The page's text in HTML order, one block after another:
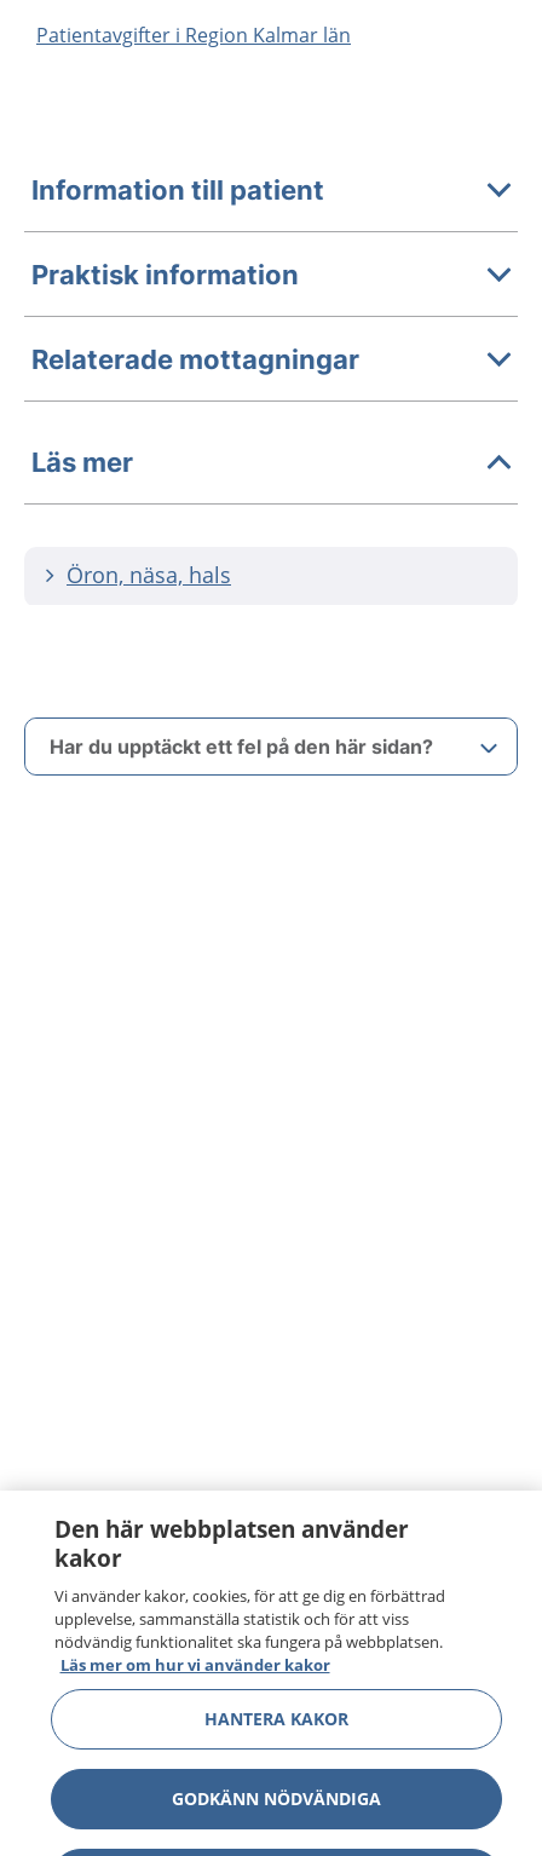
Patientavgifter i Region Kalmar län
Information till patient
Praktisk information
Relaterade mottagningar
Läs mer
Öron, näsa, hals
Har du upptäckt ett fel på den här sidan?
Den här webbplatsen använder
kakor
Vi använder kakor, cookies, för att ge dig en förbättrad
upplevelse, sammanställa statistik och för att viss
nödvändig funktionalitet ska fungera på webbplatsen.
Läs mer om hur vi använder kakor
HANTERA KAKOR
GODKÄNN NÖDVÄNDIGA